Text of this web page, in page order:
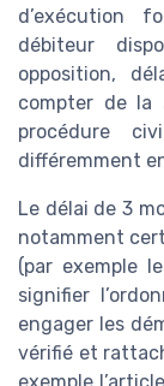
d’exécution
débiteur
opposition,
compter de la
procédure
différemment
Le délai de 3
notamment
(par exemple
signifier
engager les
vérifié et